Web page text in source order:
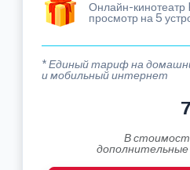
Онлайн-кинотеатр
просмотр на 5
* Единый тариф на
и мобильный интернет
В
дополнительные